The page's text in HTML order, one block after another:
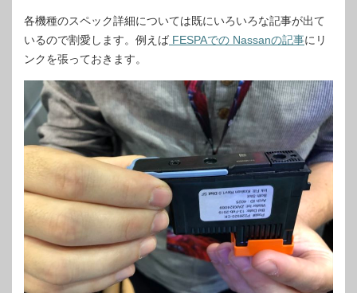
各機種のスペック詳細については既にいろいろな記事が出て
いるので割愛します。例えば FESPAでの Nassanの記事にリ
ンクを張っておきます。